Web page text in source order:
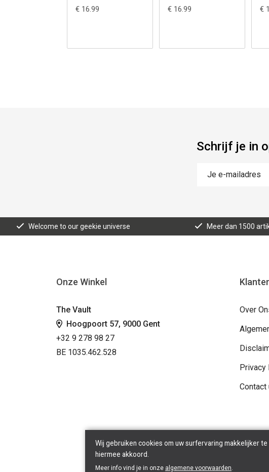
€ 16.99
- Mira
€ 16.99 €
Schrijf je in
Welcome to our geekie universe Meer dan 1500
Onze Winkel
The Vault
Hoogpoort 57, 9000 Gent
+32 9 278 98 27
BE 1035.462.528
Over
Privacy
Contact
Copyright © 2026 The Vault -
Wij gebruiken cookies om uw surfervaring makkelijker
hiermee akkoord.
Meer info vind je in onze algemene voorwaarden.